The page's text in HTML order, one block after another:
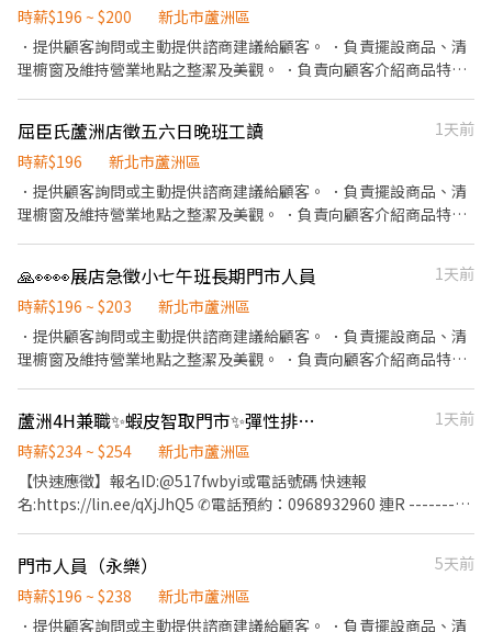
時薪$196 ~ $200
新北市蘆洲區
．提供顧客詢問或主動提供諮商建議給顧客。 ．負責擺設商品、清
理櫥窗及維持營業地點之整潔及美觀。 ．負責向顧客介紹商品特
束營業前，統計銷售情形、盤點貨品存量及撰寫當日業務報表。
屈臣氏蘆洲店徵五六日晚班工讀
1天前
時薪$196
新北市蘆洲區
．提供顧客詢問或主動提供諮商建議給顧客。 ．負責擺設商品、清
理櫥窗及維持營業地點之整潔及美觀。 ．負責向顧客介紹商品特
束營業前，統計銷售情形、盤點貨品存量及撰寫當日業務報表。
🙏👀👀展店急徵小七午班長期門市人員
1天前
時薪$196 ~ $203
新北市蘆洲區
．提供顧客詢問或主動提供諮商建議給顧客。 ．負責擺設商品、清
理櫥窗及維持營業地點之整潔及美觀。 ．負責向顧客介紹商品特
束營業前，統計銷售情形、盤點貨品存量及撰寫當日業務報表。
蘆洲4H兼職✨蝦皮智取門市✨彈性排班✨時薪234-254✨無經驗可✨ZO
1天前
時薪$234 ~ $254
新北市蘆洲區
【快速應徵】報名ID:@517fwbyi或電話號碼 快速報
名:https://lin.ee/qXjJhQ5 ✆電話預約：0968932960 連R ----------
執行門市營運、維護 2 負責包裹收寄、搬運、盤點、理貨等 3 負責
商品銷售、上架排面、進貨、補貨 4 提供顧客接待、收銀結帳等服
務 5 維持門市作業區環境、清潔維護作業 6 配合調店、門市支援 ✨
門市人員（永樂）
5天前
時薪$196 ~ $238
新北市蘆洲區
．提供顧客詢問或主動提供諮商建議給顧客。 ．負責擺設商品、清